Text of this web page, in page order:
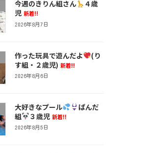
今週のきりん組さん
４歳
児 新着!!
2026年8月7日
作った玩具で遊んだよ
(り
す組・２歳児) 新着!!
2026年8月6日
大好きなプール
ぱんだ
組
３歳児 新着!!
2026年8月5日